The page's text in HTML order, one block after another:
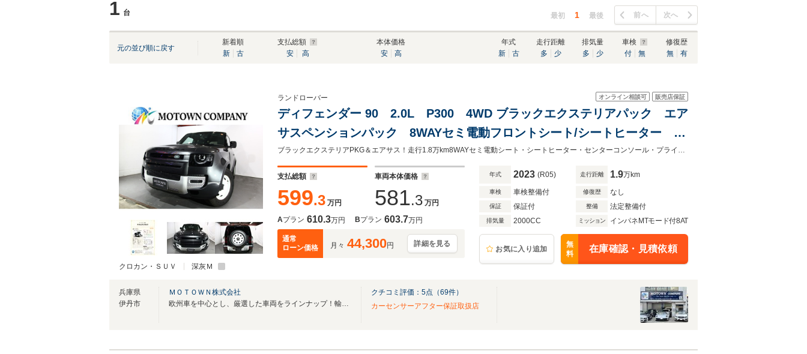
1 台 最初 1 最後 前へ 次へ
元の並び順に戻す
新着順
新
古
支払総額
安
高
本体価格
安
高
年式
新
古
走行距離
多
少
排気量
多
少
車検
付
無
修復歴
無
有
クロカン・ＳＵＶ 深灰Ｍ
オンライン相談可 販売店保証
ランドローバー
ディフェンダー 90 2.0L P300 4WD ブラックエクステリアパック エア
サスペンションパック 8WAYセミ電動フロントシート/シートヒーター プ
ライバシーガラス センターコンソール エボニーヘッドライニング スペ
アーキー有
ブラックエクステリアPKG＆エアサス！走行1.8万km8WAYセミ電動シート・シートヒーター・センターコンソール・プライバシーガラス・スペアキー付
支払総額
599.3 万円
車両本体価格
581.3 万円
Aプラン 610.3万円 Bプラン 603.7万円
通常
ローン価格
月々 44,300円 詳細を見る
年式 2023 (R05) 走行距離 1.9万km
車検 車検整備付 修復歴 なし
保証 保証付 整備 法定整備付
排気量 2000CC ミッション インパネMTモード付8AT
お気に入り追加
無
料
在庫確認・見積依頼
兵庫県
伊丹市
ＭＯＴＯＷＮ株式会社
欧州車を中心とし、厳選した車両をラインナップ！輸入車プロショップの当社で是非！
クチコミ評価： 5点（69件）
カーセンサーアフター保証取扱店